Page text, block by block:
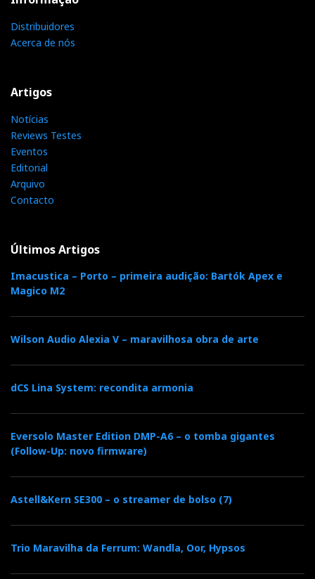
behaviour’.
Mais alto, mais forte, mais longe
Avalon Saga/Nagra HD: verticalidade e carácter
se cumprem! Com elegância e aprumo.
Distribuidores
Acerca de nós
Artigos
Notícias
Reviews Testes
Eventos
Editorial
Arquivo
Contacto
Últimos Artigos
Imacustica – Porto – primeira audição: Bartók Apex e
Magico M2
Wilson Audio Alexia V – maravilhosa obra de arte
dCS Lina System: recondita armonia
Eversolo Master Edition DMP-A6 – o tomba gigantes
(Follow-Up: novo firmware)
Astell&Kern SE300 – o streamer de bolso (7)
Trio Maravilha da Ferrum: Wandla, Oor, Hypsos